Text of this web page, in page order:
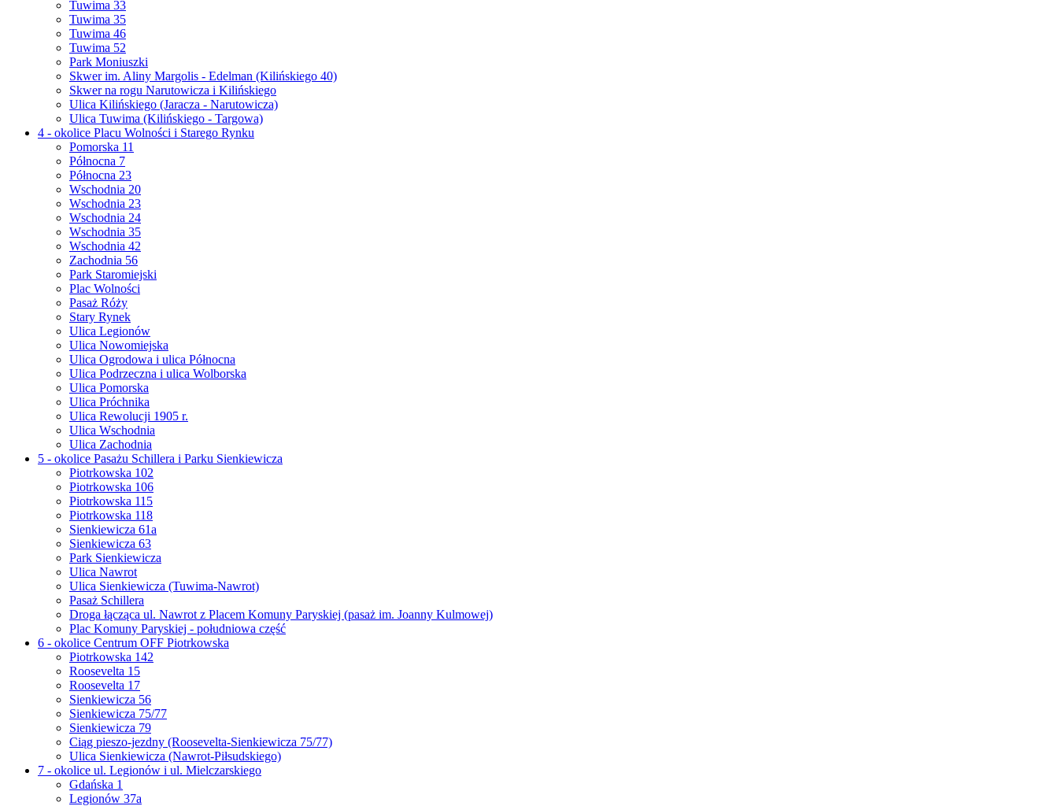
Tuwima 33
Tuwima 35
Tuwima 46
Tuwima 52
Park Moniuszki
Skwer im. Aliny Margolis - Edelman (Kilińskiego 40)
Skwer na rogu Narutowicza i Kilińskiego
Ulica Kilińskiego (Jaracza - Narutowicza)
Ulica Tuwima (Kilińskiego - Targowa)
4 - okolice Placu Wolności i Starego Rynku
Pomorska 11
Północna 7
Północna 23
Wschodnia 20
Wschodnia 23
Wschodnia 24
Wschodnia 35
Wschodnia 42
Zachodnia 56
Park Staromiejski
Plac Wolności
Pasaż Róży
Stary Rynek
Ulica Legionów
Ulica Nowomiejska
Ulica Ogrodowa i ulica Północna
Ulica Podrzeczna i ulica Wolborska
Ulica Pomorska
Ulica Próchnika
Ulica Rewolucji 1905 r.
Ulica Wschodnia
Ulica Zachodnia
5 - okolice Pasażu Schillera i Parku Sienkiewicza
Piotrkowska 102
Piotrkowska 106
Piotrkowska 115
Piotrkowska 118
Sienkiewicza 61a
Sienkiewicza 63
Park Sienkiewicza
Ulica Nawrot
Ulica Sienkiewicza (Tuwima-Nawrot)
Pasaż Schillera
Droga łącząca ul. Nawrot z Placem Komuny Paryskiej (pasaż im. Joanny Kulmowej)
Plac Komuny Paryskiej - południowa część
6 - okolice Centrum OFF Piotrkowska
Piotrkowska 142
Roosevelta 15
Roosevelta 17
Sienkiewicza 56
Sienkiewicza 75/77
Sienkiewicza 79
Ciąg pieszo-jezdny (Roosevelta-Sienkiewicza 75/77)
Ulica Sienkiewicza (Nawrot-Piłsudskiego)
7 - okolice ul. Legionów i ul. Mielczarskiego
Gdańska 1
Legionów 37a